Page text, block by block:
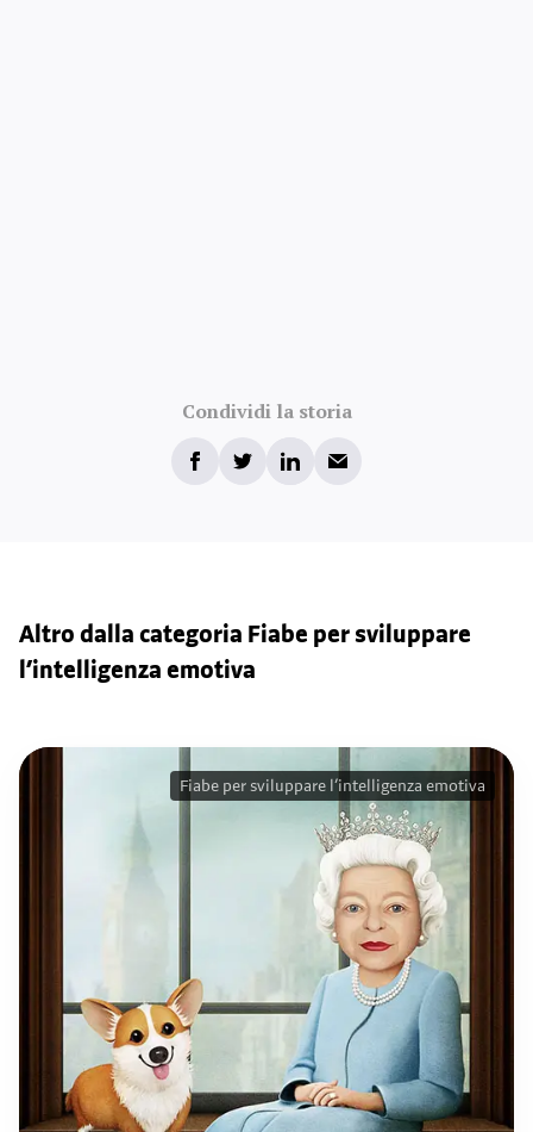
Condividi la storia
Altro dalla categoria Fiabe per sviluppare
l’intelligenza emotiva
Fiabe per sviluppare l’intelligenza emotiva